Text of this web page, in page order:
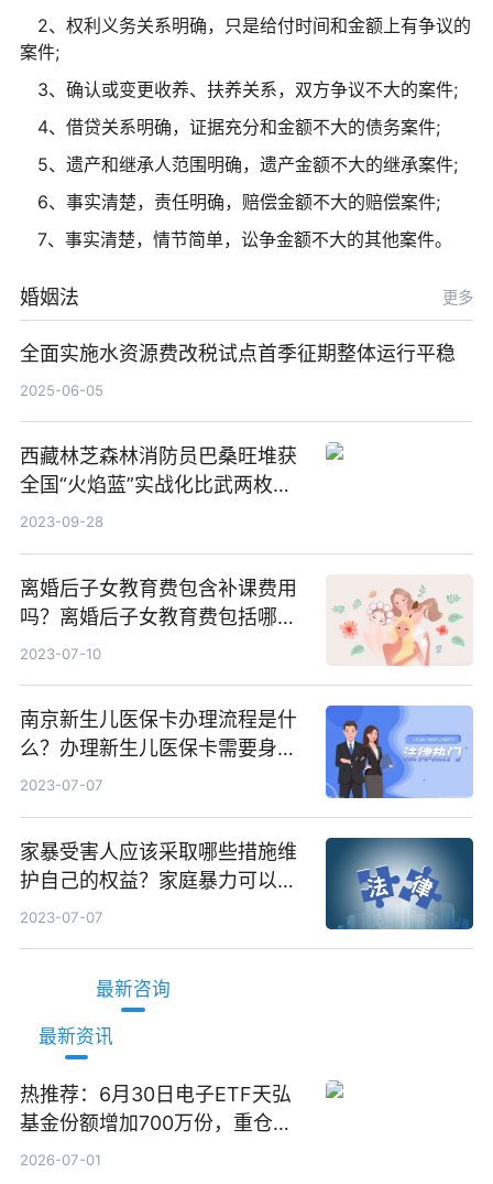
2、权利义务关系明确，只是给付时间和金额上有争议的
案件;
3、确认或变更收养、扶养关系，双方争议不大的案件;
4、借贷关系明确，证据充分和金额不大的债务案件;
5、遗产和继承人范围明确，遗产金额不大的继承案件;
6、事实清楚，责任明确，赔偿金额不大的赔偿案件;
7、事实清楚，情节简单，讼争金额不大的其他案件。
婚姻法 更多
全面实施水资源费改税试点首季征期整体运行平稳
2025-06-05
西藏林芝森林消防员巴桑旺堆获
全国“火焰蓝”实战化比武两枚金
牌_天天百事通
2023-09-28
离婚后子女教育费包含补课费用
吗？离婚后子女教育费包括哪
些？
2023-07-10
南京新生儿医保卡办理流程是什
么？办理新生儿医保卡需要身份
证吗？ 全球微动态
2023-07-07
家暴受害人应该采取哪些措施维
护自己的权益？家庭暴力可以诉
讼离婚吗？
2023-07-07
最新咨询
最新资讯
热推荐：6月30日电子ETF天弘
基金份额增加700万份，重仓股
立讯精密、寒武纪、工业富联
2026-07-01